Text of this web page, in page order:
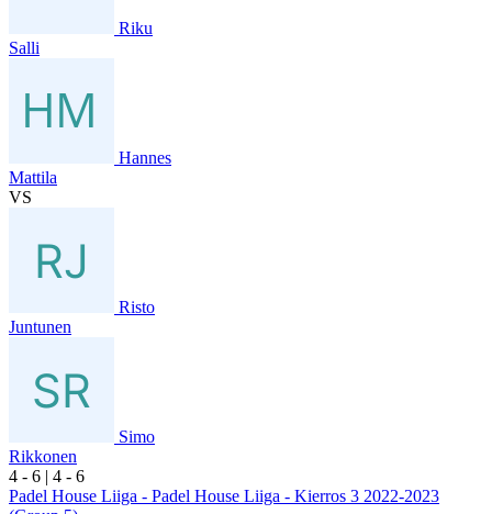
Riku
Salli
Hannes
Mattila
VS
Risto
Juntunen
Simo
Rikkonen
4 - 6 | 4 - 6
Padel House Liiga - Padel House Liiga - Kierros 3 2022-2023